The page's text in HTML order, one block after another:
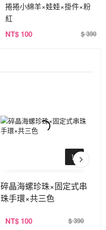
捲捲小綿羊×娃娃×掛件×粉
紅
NT$ 100 $ 390
碎晶海螺珍珠×固定式串
珠手環×共三色
NT$ 100 $ 390